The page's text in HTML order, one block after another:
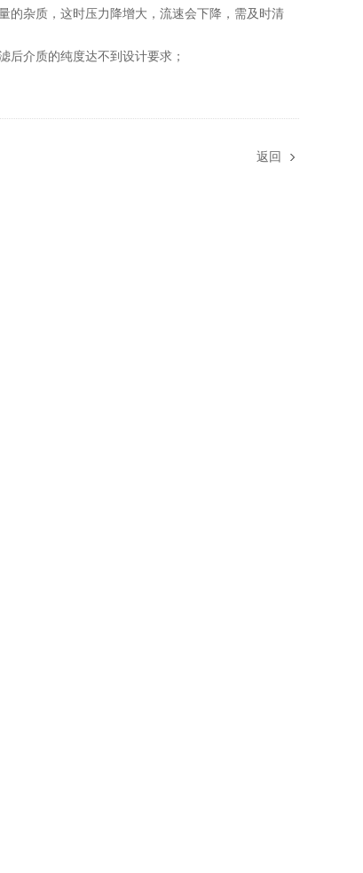
的杂质，这时压力降增大，流速会下降，需及时清
滤后介质的纯度达不到设计要求；
返回